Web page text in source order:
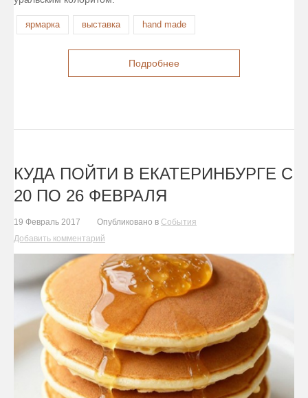
ярмарка выставка hand made
Подробнее
КУДА ПОЙТИ В ЕКАТЕРИНБУРГЕ С
20 ПО 26 ФЕВРАЛЯ
19 Февраль 2017 Опубликовано в События
Добавить комментарий